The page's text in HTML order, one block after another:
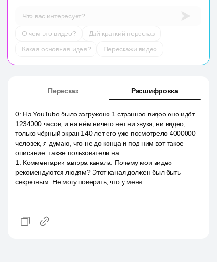
Что вас интересует?
О чем это видео?
Дай краткий пересказ
Какая основная идея?
Перескажи видео
Пересказ Расшифровка
0: На YouTube было загружено 1 странное видео оно идёт
1234000 часов, и на нём ничего нет ни звука, ни видео,
только чёрный экран 140 лет его уже посмотрело 4000000
человек, я думаю, что не до конца и под ним вот такое
описание, также пользователи на.
1 : Комментарии автора канала. Почему мои видео
рекомендуются людям? Этот канал должен был быть
секретным. Не могу поверить, что у меня